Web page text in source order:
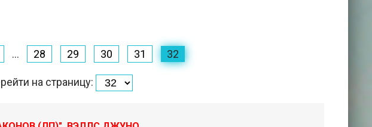
... 28 29 30 31 32
на страницу: